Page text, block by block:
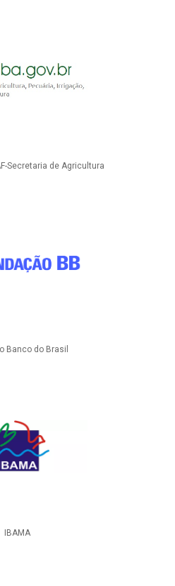
Secretaria de Agricultura
Banco do Brasil
IBAMA